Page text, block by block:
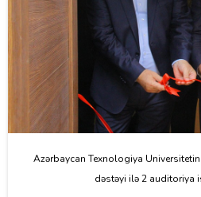
Azərbaycan Texnologiya
dəstəyi ilə 2 auditoriya